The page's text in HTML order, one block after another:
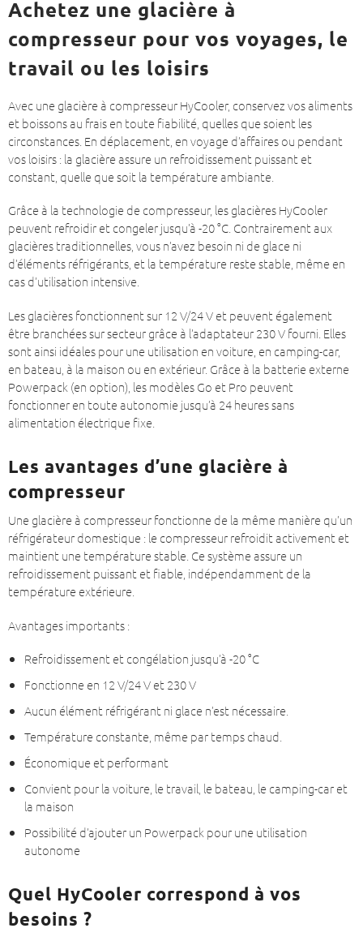
Achetez une glacière à
compresseur pour vos voyages, le
travail ou les loisirs
Avec une glacière à compresseur HyCooler, conservez vos aliments
et boissons au frais en toute fiabilité, quelles que soient les
circonstances. En déplacement, en voyage d’affaires ou pendant
vos loisirs : la glacière assure un refroidissement puissant et
constant, quelle que soit la température ambiante.
Grâce à la technologie de compresseur, les glacières HyCooler
peuvent refroidir et congeler jusqu’à -20 °C. Contrairement aux
glacières traditionnelles, vous n’avez besoin ni de glace ni
d’éléments réfrigérants, et la température reste stable, même en
cas d’utilisation intensive.
Les glacières fonctionnent sur 12 V/24 V et peuvent également
être branchées sur secteur grâce à l’adaptateur 230 V fourni. Elles
sont ainsi idéales pour une utilisation en voiture, en camping-car,
en bateau, à la maison ou en extérieur. Grâce à la batterie externe
Powerpack (en option), les modèles Go et Pro peuvent
fonctionner en toute autonomie jusqu’à 24 heures sans
alimentation électrique fixe.
Les avantages d’une glacière à
compresseur
Une glacière à compresseur fonctionne de la même manière qu’un
réfrigérateur domestique : le compresseur refroidit activement et
maintient une température stable. Ce système assure un
refroidissement puissant et fiable, indépendamment de la
température extérieure.
Avantages importants :
Refroidissement et congélation jusqu’à -20 °C
Fonctionne en 12 V/24 V et 230 V
Aucun élément réfrigérant ni glace n’est nécessaire.
Température constante, même par temps chaud.
Économique et performant
Convient pour la voiture, le travail, le bateau, le camping-car et
la maison
Possibilité d’ajouter un Powerpack pour une utilisation
autonome
Quel HyCooler correspond à vos
besoins ?